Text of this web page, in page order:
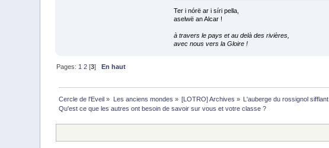
Ter i nórë ar i síri pella,
aselwë an Alcar !
à travers le pays et au delà des rivières,
avec nous vers la Gloire !
Pages: 1 2 [3]En haut
Cercle de l'Eveil » Les anciens mondes » [LOTRO] Archives » L'auberge du rossignol sifflant
Qu'est ce que les autres ont besoin de savoir sur vous et votre classe ?